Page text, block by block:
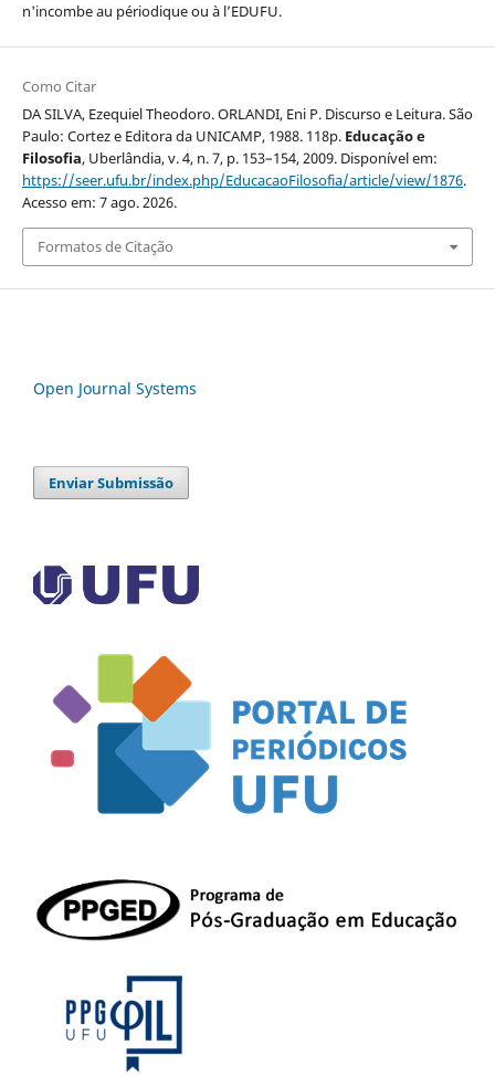
n'incombe au périodique ou à l’EDUFU.
Como Citar
DA SILVA, Ezequiel Theodoro. ORLANDI, Eni P. Discurso e Leitura. São
Paulo: Cortez e Editora da UNICAMP, 1988. 118p. Educação e
Filosofia, Uberlândia, v. 4, n. 7, p. 153–154, 2009. Disponível em:
https://seer.ufu.br/index.php/EducacaoFilosofia/article/view/1876.
Acesso em: 7 ago. 2026.
Formatos de Citação
Open Journal Systems
Enviar Submissão